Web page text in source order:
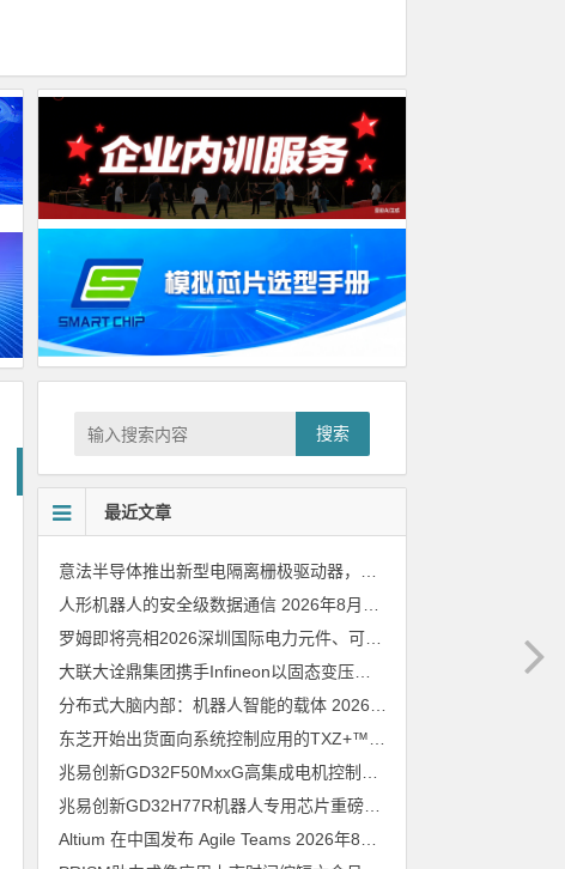
搜索
最近文章
人形机器人的安全级数据通信 2026年8月8日
罗姆即将亮相2026深圳国际电力元件、可再生能源管理展览会暨研讨会
大联大诠鼎集团携手Infineon以固态变压器重构配电效率新标杆
分布式大脑内部：机器人智能的载体 2026年8月6日
兆易创新GD32H77R机器人专用芯片重磅亮相，精准赋能伺服驱动与关节控制
Altium 在中国发布 Agile Teams 2026年8月6日